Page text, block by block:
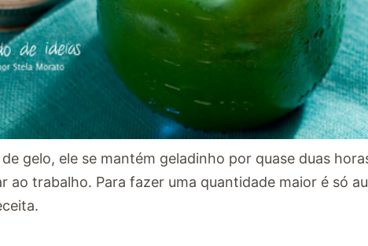
gelo, ele se mantém geladinho por quase duas
ao trabalho. Para fazer uma quantidade maior é só